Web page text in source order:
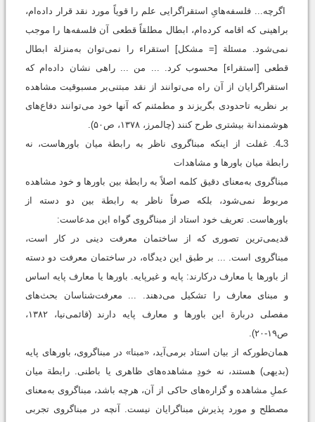
اگرچه... فلسفه‌هایِ استقراگرایی علم را قویاً مورد نقد قرار داده‌ام،
براهینی که اقامه کرده‌ام، ابطال مطلقاً قطعی آن فلسفه‌ها را موجب
نمی‌شود. مسئلة‌ [= مشکل] استقراء را نمی‌توان به‌منزلة ابطال
قطعی [استقراء] محسوب کرد. ... من ... راهی نشان داده‌ام که
استقراگرایان از آن راه می‌توانند از نقد مبتنی‌بر مسبوقیت مشاهده
بر نظریه تاحدودی بگریزند و مطمئنم که آنها خود می‌توانند دفاع‌های
هوشمندانة بیشتری طرح کنند (چالمرز، ۱۳۷۸، ص۵۰).
3ـ4. غفلت از اینکه مبناگروی ناظر به رابطة میان باورهاست، نه
رابطة میان باورها و مشاهدات
مبناگروی به‌معنای دقیق کلمه اصلاً به رابطة بین باورها و خود مشاهده
مربوط نمی‌شود، بلکه صرفاً ناظر به رابطة بین دو دسته از
باورهاست. تعریف خود استاد از مبناگروی گواه این مدعاست:
قدیمی‌ترین تصوری که از ساختمان معرفت دینی در کار است،
مبناگروی است. ... بر طبق این دیدگاه،‌ در ساختمان معرفت دو دسته
از باورها یا معارف درکارند: پایه و غیرپایه. باورها یا معارف پایه اساس
و مبنای معارف را تشکیل می‌دهند. ... معرفت‌شناسان بحث‌های
مفصلی دربارة این باورها و معارف پایه دارند (قائمی‌نیا، ۱۳۸۲،
ص۱۹-۲۰).
همان‌طورکه از بیان استاد برمی‌آید، «مبنا» در مبناگروی، باورهای پایه
(بدیهی) هستند، نه خودِ مشاهده‌های ظاهری یا باطنی. رابطة میان
عملِ مشاهده و گزاره‌های حاکی از آن، هرچه باشد، مبناگروی به‌معنای
مصطلح و مورد پذیرش مبناگرایان نیست. آنچه در مبناگروی تجربی